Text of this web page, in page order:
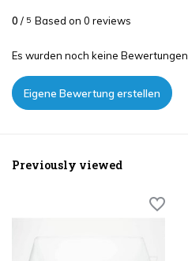
0 / 5 Based on 0 reviews
Es wurden noch keine
Eigene Bewertung erstellen
Previously viewed